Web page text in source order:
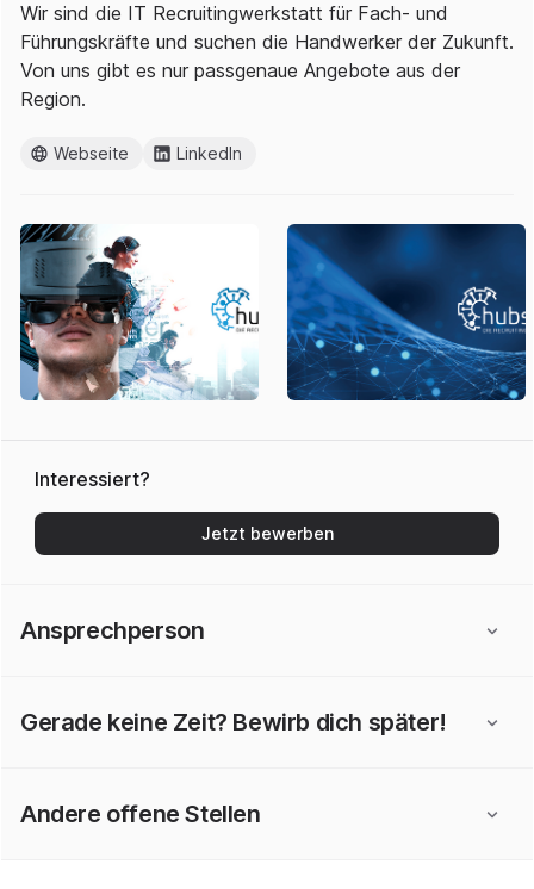
Wir sind die IT Recruitingwerkstatt für Fach- und
Führungskräfte und suchen die Handwerker der Zukunft.
Von uns gibt es nur passgenaue Angebote aus der
Region.
Webseite LinkedIn
Interessiert?
Jetzt bewerben
Ansprechperson
Gerade keine Zeit? Bewirb dich später!
Andere offene Stellen